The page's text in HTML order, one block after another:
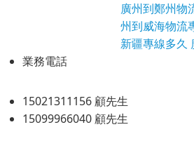
廣州到鄭州物
州到威海物流
新疆專線多久
業務電話
15021311156 顧先生
15099966040 顧先生